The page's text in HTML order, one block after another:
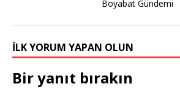
Boyabat Gündemi
İLK YORUM YAPAN OLUN
Bir yanıt bırakın